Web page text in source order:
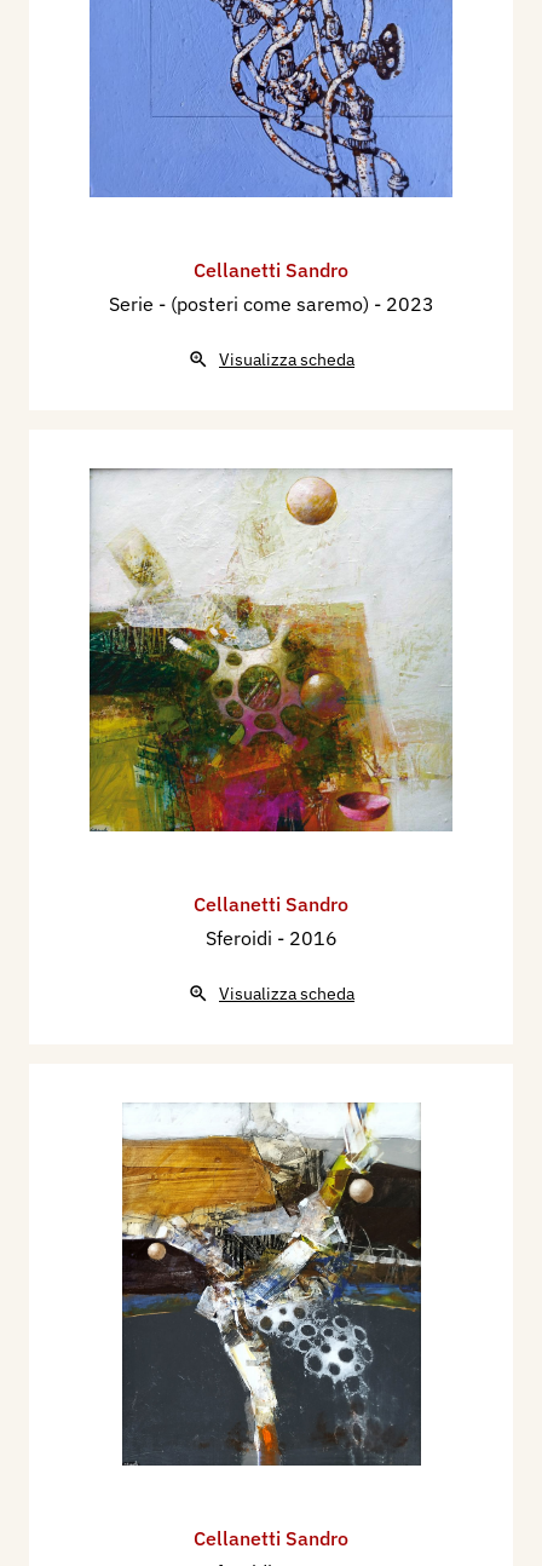
Cellanetti Sandro
Serie - (posteri come saremo) - 2023
Visualizza scheda
Cellanetti Sandro
Sferoidi - 2016
Visualizza scheda
Cellanetti Sandro